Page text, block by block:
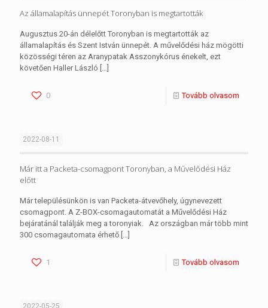
Az államalapítás ünnepét Toronyban is megtartották
Augusztus 20-án délelőtt Toronyban is megtartották az
államalapítás és Szent István ünnepét. A művelődési ház mögötti
közösségi téren az Aranypatak Asszonykórus énekelt, ezt
követően Haller László […]
0 Tovább olvasom
2022-08-11
Már itt a Packeta-csomagpont Toronyban, a Művelődési Ház
előtt
Már településünkön is van Packeta-átvevőhely, úgynevezett
csomagpont. A Z-BOX-csomagautomatát a Művelődési Ház
bejáratánál találják meg a toronyiak. Az országban már több mint
300 csomagautomata érhető […]
1 Tovább olvasom
2022-05-25